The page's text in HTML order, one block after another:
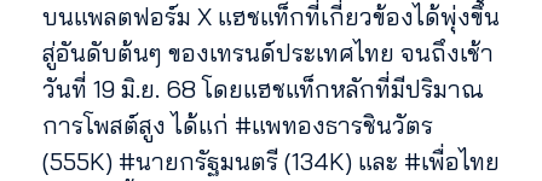
บนแพลตฟอร์ม X แฮชแท็กที่เกี่ยวข้องได้พุ่งขึ้น
สู่อันดับต้นๆ ของเทรนด์ประเทศไทย จนถึงเช้า
วันที่ 19 มิ.ย. 68 โดยแฮชแท็กหลักที่มีปริมาณ
การโพสต์สูง ได้แก่ #แพทองธารชินวัตร
(555K) #นายกรัฐมนตรี (134K) และ #เพื่อไทย